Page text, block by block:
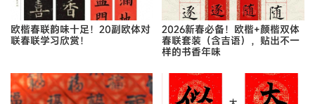
欧楷春联韵味十足！20副欧体对
联春联学习欣赏！
2026新春必备！欧楷+颜楷双体
春联套装（含吉语），贴出不一
样的书香年味